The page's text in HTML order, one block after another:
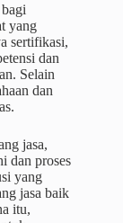
yang
sertifikasi,
dan
Selain
dan
jasa,
dan proses
yang
jasa baik
itu,